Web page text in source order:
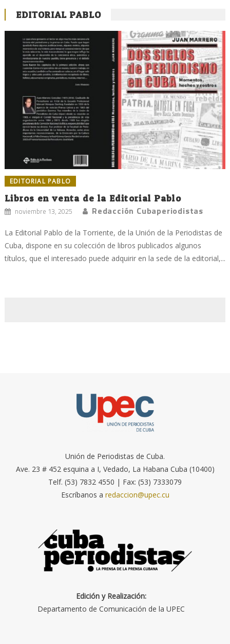
EDITORIAL PABLO
EDITORIAL PABLO
Libros en venta de la Editorial Pablo
noviembre 13, 2025 Redacción Cubaperiodistas
La Editorial Pablo de la Torriente, de la Unión de la Periodistas de
Cuba, dispone en su colección de libros publicados algunos
títulos, que el interesado puede adquirir en la sede de la editorial,...
Unión de Periodistas de Cuba.
Ave. 23 # 452 esquina a I, Vedado, La Habana Cuba (10400)
Telf. (53) 7832 4550 | Fax: (53) 7333079
Escríbanos a redaccion@upec.cu
Edición y Realización:
Departamento de Comunicación de la UPEC